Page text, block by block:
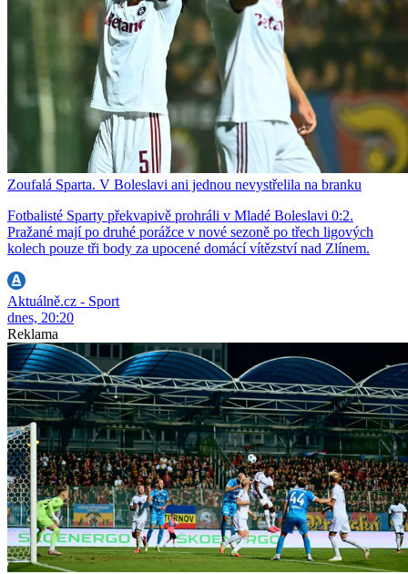
Zoufalá Sparta. V Boleslavi ani jednou nevystřelila na branku
Fotbalisté Sparty překvapivě prohráli v Mladé Boleslavi 0:2.
Pražané mají po druhé porážce v nové sezoně po třech ligových
kolech pouze tři body za upocené domácí vítězství nad Zlínem.
Aktuálně.cz - Sport
dnes, 20:20
Reklama